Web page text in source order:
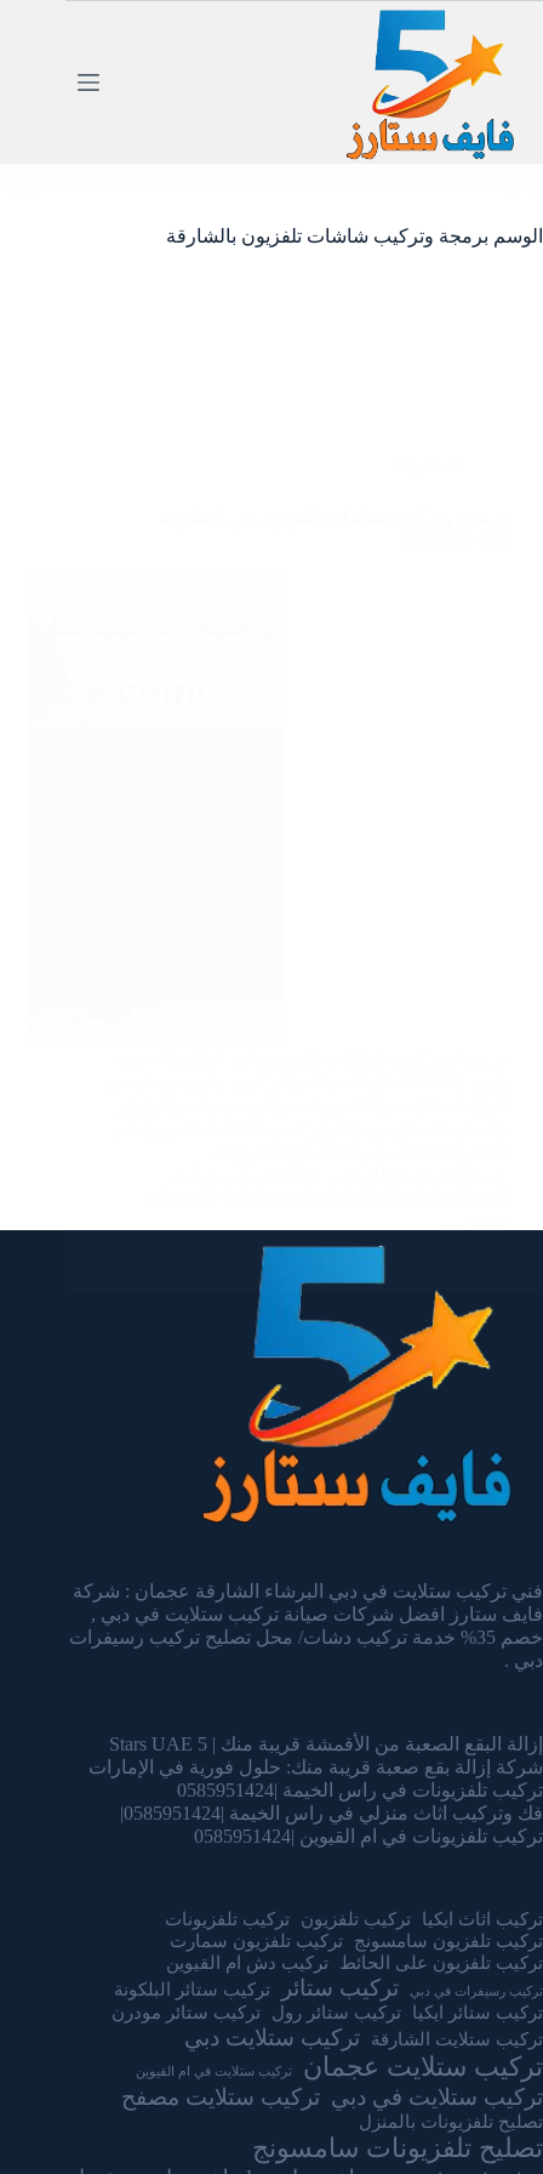
المحتوى
الوسم برمجة وتركيب شاشات تلفزيون بالشارقة
يناير 13, 2025
فني تركيب ستلايت في دبي البرشاء الشارقة عجمان : شركة
فايف ستارز افضل شركات صيانة تركيب ستلايت في دبي ,
خصم 35% خدمة تركيب دشات/ محل تصليح تركيب رسيفرات
دبي .
إزالة البقع الصعبة من الأقمشة قريبة منك | 5 Stars UAE
شركة إزالة بقع صعبة قريبة منك: حلول فورية في الإمارات
تركيب تلفزيونات في راس الخيمة |0585951424
فك وتركيب اثاث منزلي في راس الخيمة |0585951424|
تركيب تلفزيونات في ام القيوين |0585951424
تركيب اثاث ايكيا تركيب تلفزيون
تركيب تلفزيونات
تركيب تلفزيون سامسونج
تركيب تلفزيون سمارت
تركيب تلفزيون على الحائط
تركيب دش ام القيوين
تركيب رسيفرات في دبي تركيب ستائر
تركيب ستائر البلكونة
تركيب ستائر ايكيا
تركيب ستائر رول
تركيب ستائر مودرن
تركيب ستلايت الشارقة
تركيب ستلايت دبي
تركيب ستلايت عجمان تركيب ستلايت في ام القيوين
تركيب ستلايت في دبي تركيب ستلايت مصفح
تصليح تلفزيونات بالمنزل
تصليح تلفزيونات سامسونج